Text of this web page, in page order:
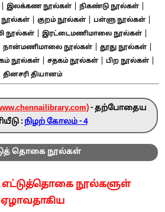
இலக்கண நூல்கள் நிகண்டு நூல்கள்
குறம் நூல்கள் பள்ளு நூல்கள்
நூல்கள்| இரட்டைமணிமாலை நூல்கள்|
நான்மணிமாலை நூல்கள்| தூது நூல்கள்|
நூல்கள் சதகம் நூல்கள் பிற நூல்கள்
தினசரி தியானம்
- தற்போதைய
: நிழற் கோலம் - 4
தொகை நூல்கள்
எட்டுத்தொகை நூல்களுள்
ஏழாவதாகிய